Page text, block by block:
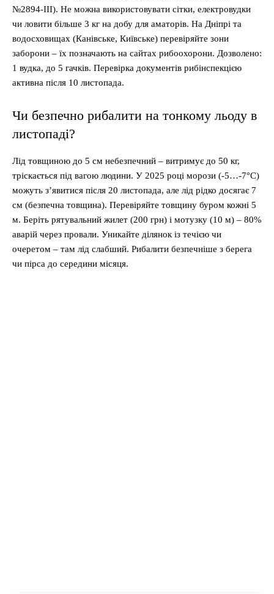
№2894-III). Не можна використовувати сітки, електровудки
чи ловити більше 3 кг на добу для аматорів. На Дніпрі та
водосховищах (Канівське, Київське) перевіряйте зони
заборони – їх позначають на сайтах рибоохорони. Дозволено:
1 вудка, до 5 гачків. Перевірка документів рибінспекцією
активна після 10 листопада.
Чи безпечно рибалити на тонкому льоду в
листопаді?
Лід товщиною до 5 см небезпечний – витримує до 50 кг,
тріскається під вагою людини. У 2025 році морози (-5…-7°C)
можуть з’явитися після 20 листопада, але лід рідко досягає 7
см (безпечна товщина). Перевіряйте товщину буром кожні 5
м. Беріть рятувальний жилет (200 грн) і мотузку (10 м) – 80%
аварій через провали. Уникайте ділянок із течією чи
очеретом – там лід слабший. Рибалити безпечніше з берега
чи пірса до середини місяця.